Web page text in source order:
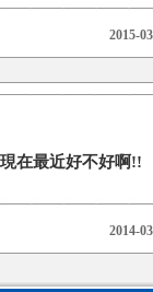
2015-
在最近好不好啊!!
2014-